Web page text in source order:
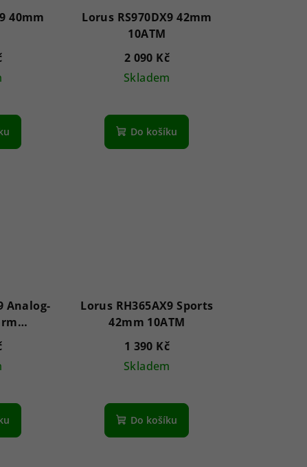
40mm
Lorus RS970DX9 42mm
10ATM
2 090 Kč
Skladem
Do košíku
Analog-
Lorus RH365AX9 Sports
42mm 10ATM
1 390 Kč
Skladem
Do košíku